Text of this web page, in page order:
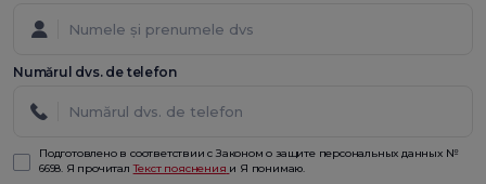
Numărul dvs. de telefon
Подготовлено в соответствии с Законом о защите персональных данных №
6698. Я прочиталТекст пояснения и Я понимаю.